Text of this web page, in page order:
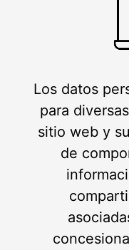
Los datos
para
sitio web y
de